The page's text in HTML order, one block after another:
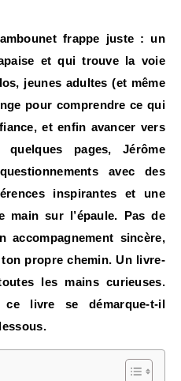
frappe juste : un
et qui trouve la voie
jeunes adultes (et même
pour comprendre ce qui
et enfin avancer vers
pages, Jérôme
avec des
inspirantes et une
main sur l’épaule. Pas de
accompagnement sincère,
propre chemin. Un livre-
les mains curieuses.
ce livre se démarque-t-il